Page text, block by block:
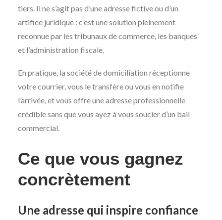
tiers. Il ne s’agit pas d’une adresse fictive ou d’un
artifice juridique : c’est une solution pleinement
reconnue par les tribunaux de commerce, les banques
et l’administration fiscale.
En pratique, la société de domiciliation réceptionne
votre courrier, vous le transfère ou vous en notifie
l’arrivée, et vous offre une adresse professionnelle
crédible sans que vous ayez à vous soucier d’un bail
commercial.
Ce que vous gagnez
concrètement
Une adresse qui inspire confiance